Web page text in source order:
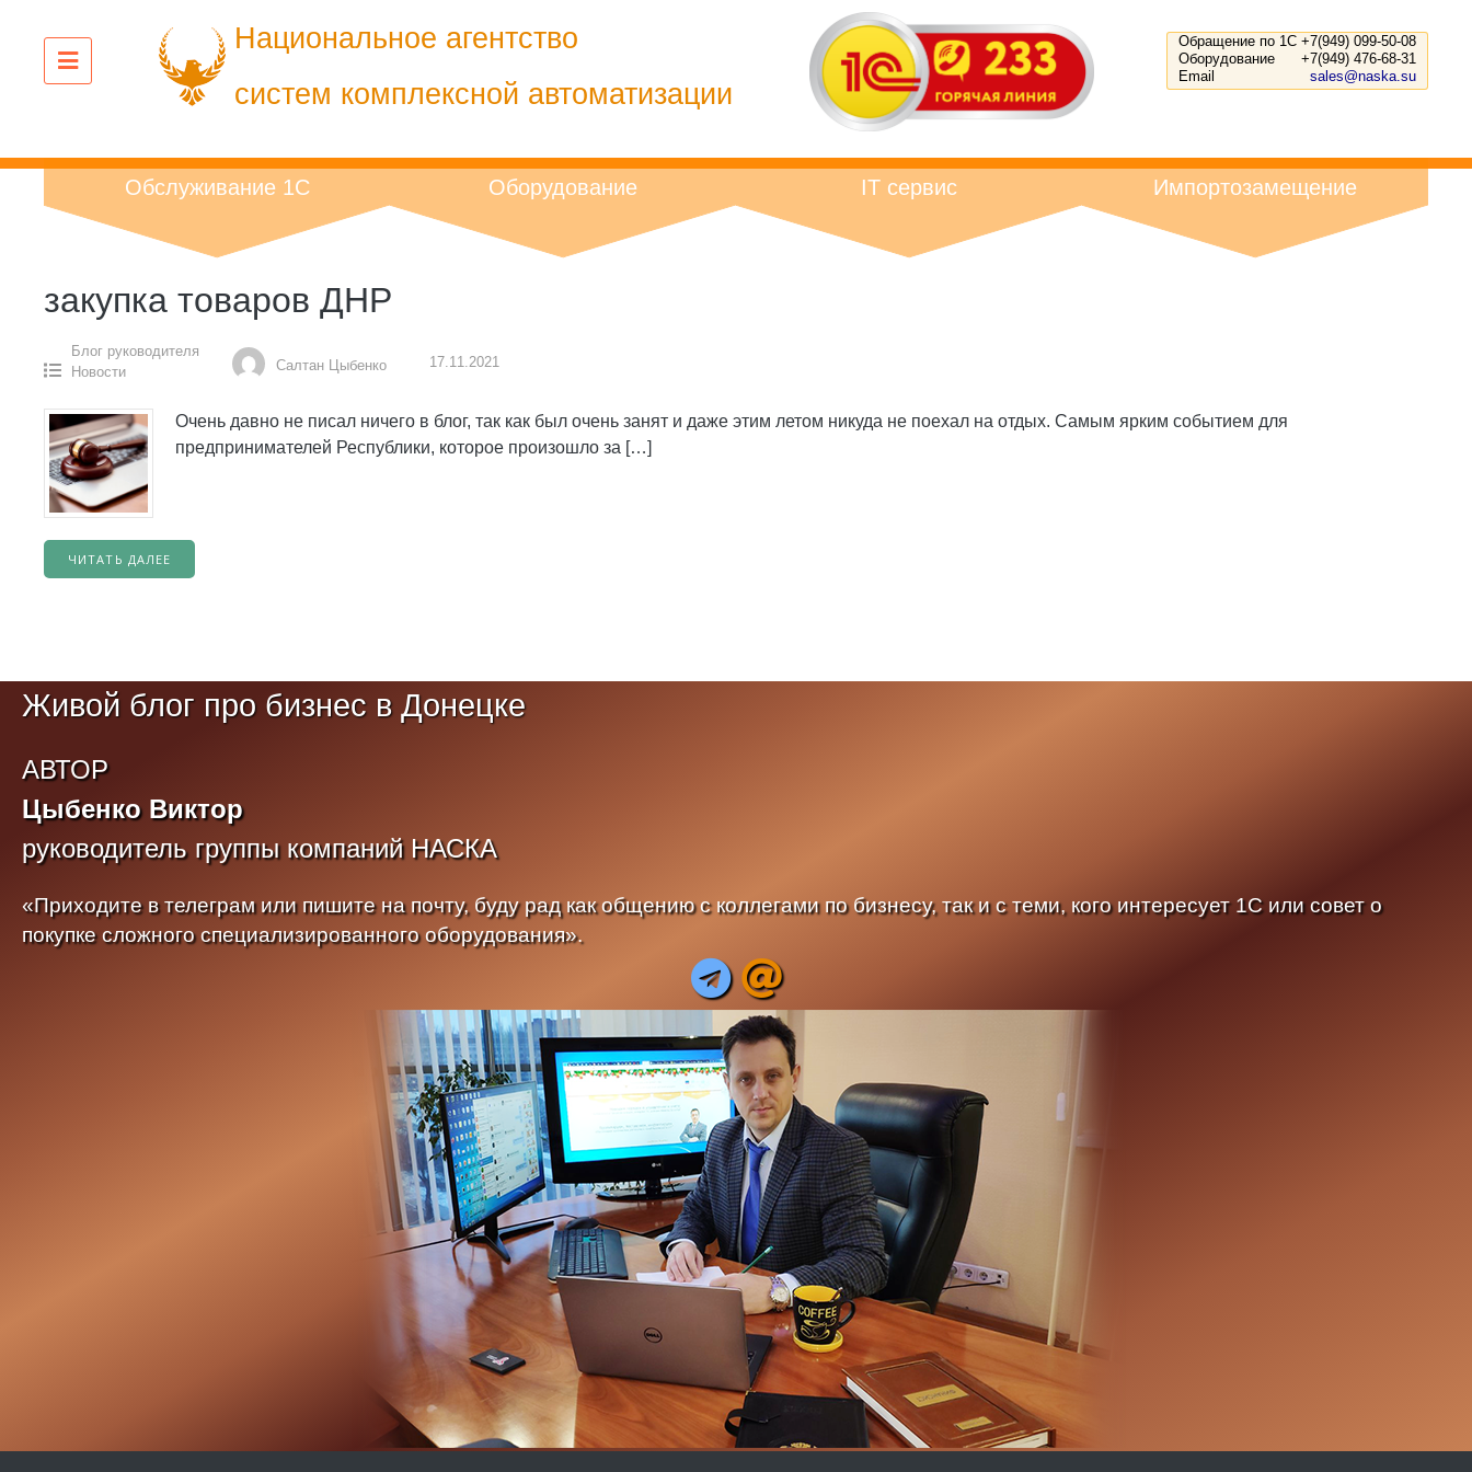
содержанию
Национальное агентство
систем комплексной автоматизации
Обращение по 1С +7(949) 099-50-08
Оборудование
+7(949) 476-68-31
Email
sales@naska.su
Обслуживание 1С Оборудование IT сервис Импортозамещение
закупка товаров ДНР
Блог руководителя
Новости
Салтан Цыбенко 17.11.2021
Очень давно не писал ничего в блог, так как был очень занят и даже этим летом никуда не поехал на отдых. Самым ярким событием для
предпринимателей Республики, которое произошло за […]
ЧИТАТЬ ДАЛЕЕ
Живой блог про бизнес в Донецке
АВТОР
Цыбенко Виктор
руководитель группы компаний НАСКА
«Приходите в телеграм или пишите на почту, буду рад как общению с коллегами по бизнесу, так и с теми, кого интересует 1С или совет о
покупке сложного специализированного оборудования».